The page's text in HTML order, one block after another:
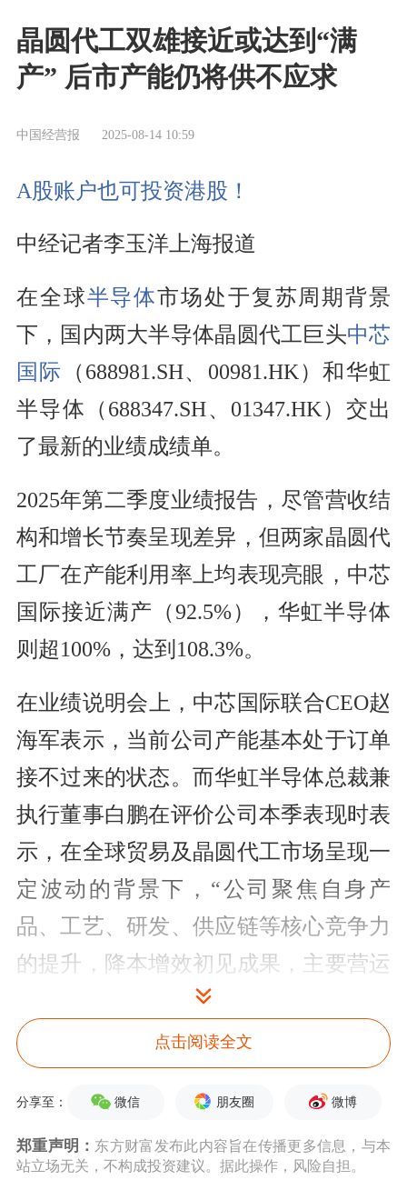
晶圆代工双雄接近或达到“满
产” 后市产能仍将供不应求
中国经营报 2025-08-14 10:59
A股账户也可投资港股！
中经记者李玉洋上海报道
在全球半导体市场处于复苏周期背景
下，国内两大半导体晶圆代工巨头中芯
国际
（688981.SH、00981.HK）和华虹
半导体（688347.SH、01347.HK）交出
了最新的业绩成绩单。
2025年第二季度业绩报告，尽管营收结
构和增长节奏呈现差异，但两家晶圆代
工厂在产能利用率上均表现亮眼，中芯
国际接近满产（92.5%），华虹半导体
则超100%，达到108.3%。
在业绩说明会上，中芯国际联合CEO赵
海军表示，当前公司产能基本处于订单
接不过来的状态。而华虹半导体总裁兼
执行董事白鹏在评价公司本季表现时表
示，在全球贸易及晶圆代工市场呈现一
定波动的背景下，“公司聚焦自身产
品、工艺、研发、供应链等核心竞争力
的提升，降本增效初见成果，主要营运
根据世界半导体贸易统计组织
（WSTS）的最新数据，今年1—6月，
比增长18.9%。“由于国际形势变化而提
点击阅读全文
分享至： 微信 朋友圈 微博
郑重声明： 东方财富发布此内容旨在传播更多信息，与本
站立场无关，不构成投资建议。据此操作，风险自担。